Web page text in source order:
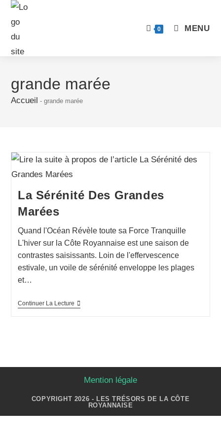
0 MENU
grande marée
Accueil -grande marée
La Sérénité Des Grandes
Marées
Quand l'Océan Révèle toute sa Force Tranquille
L'hiver sur la Côte Royannaise est une saison de
contrastes saisissants. Loin de l'effervescence
estivale, un voile de sérénité enveloppe les plages
et…
Continuer La Lecture
Mention légale
COPYRIGHT 2026 - LES TRÉSORS DE LA CÔTE
ROYANNAISE